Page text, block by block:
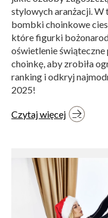
stylowych aranżacji.
bombki choinkowe
które figurki
oświetlenie
choinkę, aby zrobiła
ranking i odkryj
2025!
Czytaj więcej